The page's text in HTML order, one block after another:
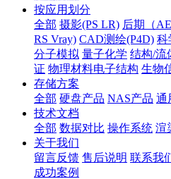
按应用划分
全部 摄影(PS LR) 后期（AE
RS Vray) CAD测绘(P4D) 科
分子模拟 量子化学 结构/流
证 物理材料电子结构 生物
存储方案
全部 硬盘产品 NAS产品 通
技术文档
全部 数据对比 操作系统 渲
关于我们
留言反馈 售后说明 联系我
成功案例